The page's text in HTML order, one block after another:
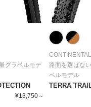
グラベルモデ
¥13,750～
CONTINENTAL
路面を選ばな
ベルモデル
TERRA